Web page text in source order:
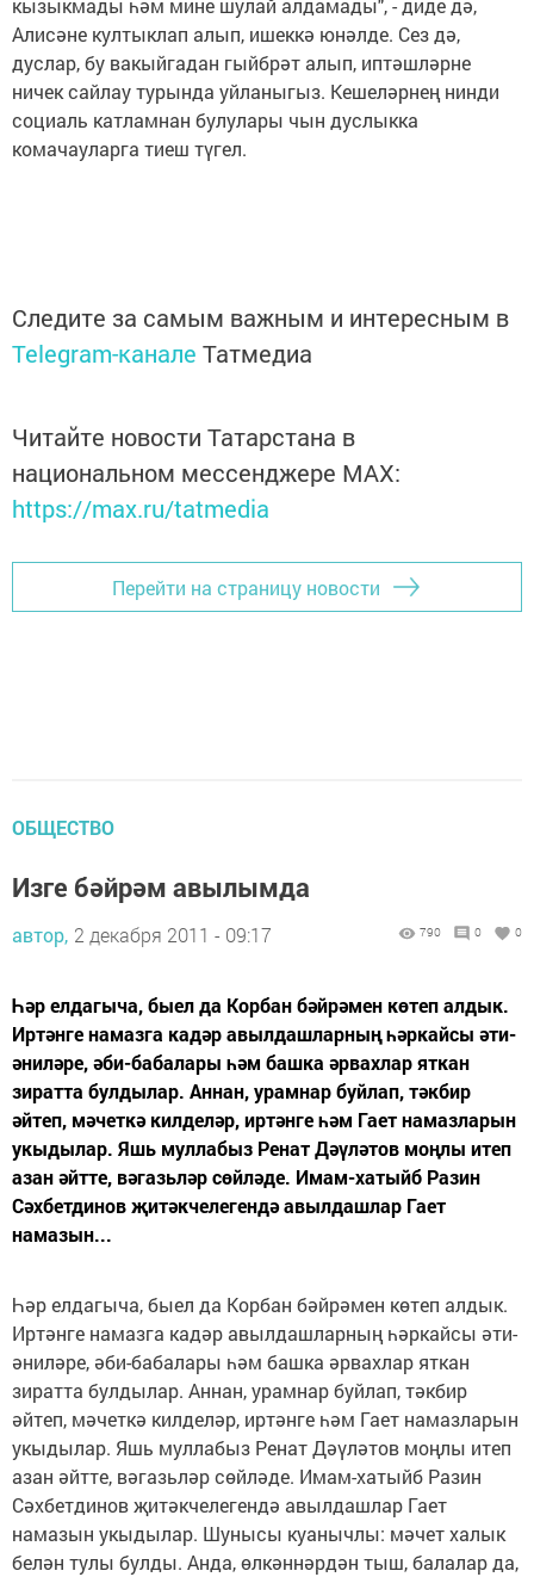
кызыкмады һәм мине шулай алдамады", - диде дә,
Алисәне култыклап алып, ишеккә юнәлде. Сез дә,
дуслар, бу вакыйгадан гыйбрәт алып, иптәшләрне
ничек сайлау турында уйланыгыз. Кешеләрнең нинди
социаль катламнан булулары чын дуслыкка
комачауларга тиеш түгел.
Следите за самым важным и интересным в
Telegram-канале Татмедиа
Читайте новости Татарстана в
национальном мессенджере MАХ:
https://max.ru/tatmedia
Перейти на страницу новости
ОБЩЕСТВО
Изге бәйрәм авылымда
автор, 2 декабря 2011 - 09:17 790 0 0
Һәр елдагыча, быел да Корбан бәйрәмен көтеп алдык.
Иртәнге намазга кадәр авылдашларның һәркайсы әти-
әниләре, әби-бабалары һәм башка әрвахлар яткан
зиратта булдылар. Аннан, урамнар буйлап, тәкбир
әйтеп, мәчеткә килделәр, иртәнге һәм Гает намазларын
укыдылар. Яшь муллабыз Ренат Дәүләтов моңлы итеп
азан әйтте, вәгазьләр сөйләде. Имам-хатыйб Разин
Сәхбетдинов җитәкчелегендә авылдашлар Гает
намазын...
Һәр елдагыча, быел да Корбан бәйрәмен көтеп алдык.
Иртәнге намазга кадәр авылдашларның һәркайсы әти-
әниләре, әби-бабалары һәм башка әрвахлар яткан
зиратта булдылар. Аннан, урамнар буйлап, тәкбир
әйтеп, мәчеткә килделәр, иртәнге һәм Гает намазларын
укыдылар. Яшь муллабыз Ренат Дәүләтов моңлы итеп
азан әйтте, вәгазьләр сөйләде. Имам-хатыйб Разин
Сәхбетдинов җитәкчелегендә авылдашлар Гает
намазын укыдылар. Шунысы куанычлы: мәчет халык
белән тулы булды. Анда, өлкәннәрдән тыш, балалар да,